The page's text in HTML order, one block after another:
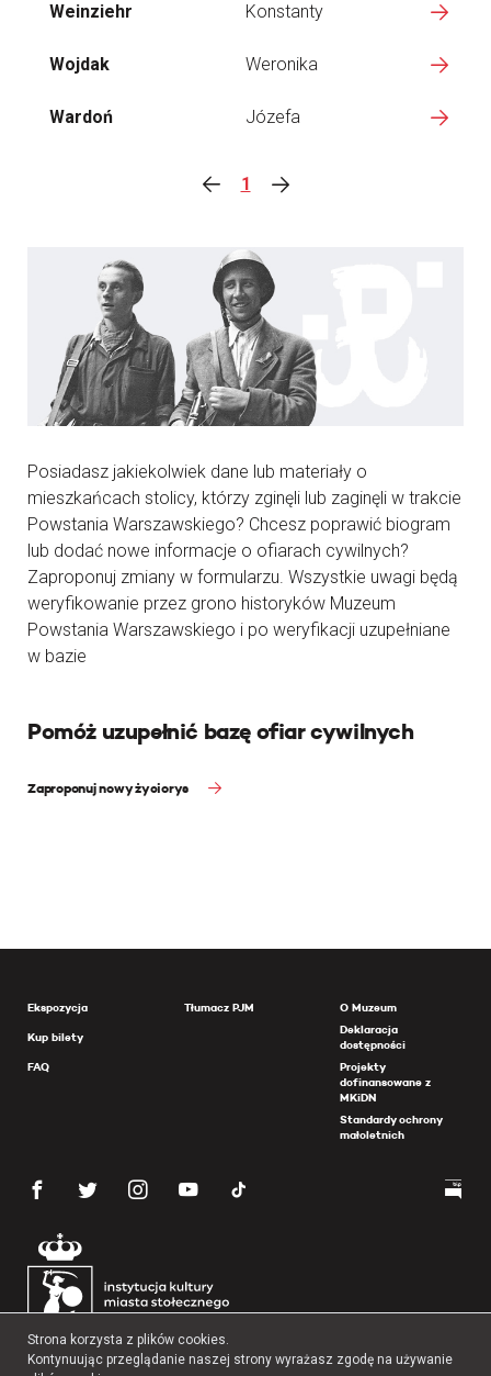
Weinziehr Konstanty
Wojdak Weronika
Wardoń Józefa
1
Posiadasz jakiekolwiek dane lub materiały o
mieszkańcach stolicy, którzy zginęli lub zaginęli w trakcie
Powstania Warszawskiego? Chcesz poprawić biogram
lub dodać nowe informacje o ofiarach cywilnych?
Zaproponuj zmiany w formularzu. Wszystkie uwagi będą
weryfikowanie przez grono historyków Muzeum
Powstania Warszawskiego i po weryfikacji uzupełniane
w bazie
Pomóż uzupełnić bazę ofiar cywilnych
Zaproponuj nowy życiorys
Ekspozycja
Kup bilety
FAQ
Tłumacz PJM
O Muzeum
Deklaracja
dostępności
Projekty
dofinansowane z
MKiDN
Standardy ochrony
małoletnich
Strona korzysta z plików cookies.
Kontynuując przeglądanie naszej strony wyrażasz zgodę na używanie